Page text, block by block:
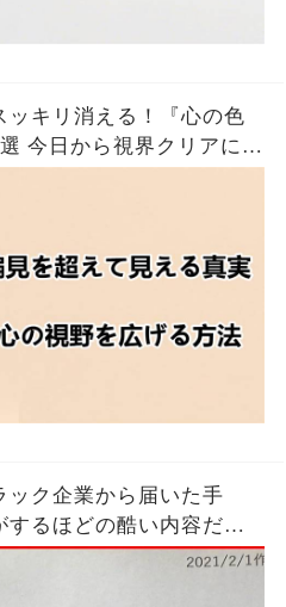
ッキリ消える！『心の色
今日から視界クリアにな
ック企業から届いた手
るほどの酷い内容だっ